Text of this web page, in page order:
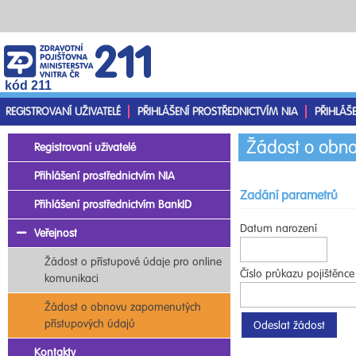
kód 211
REGISTROVANÍ UŽIVATELÉ
PŘIHLÁŠENÍ PROSTŘEDNICTVÍM NIA
Žádost o
Zadání parametrů
Datum narození
Číslo průkazu pojištěnce
Registrovaní uživatelé
Přihlášení prostřednictvím NIA
Přihlášení prostřednictvím BankID
Veřejnost
Žádost o přístupové údaje pro online
komunikaci
Žádost o obnovu zapomenutých
přístupových údajů
Kontakty